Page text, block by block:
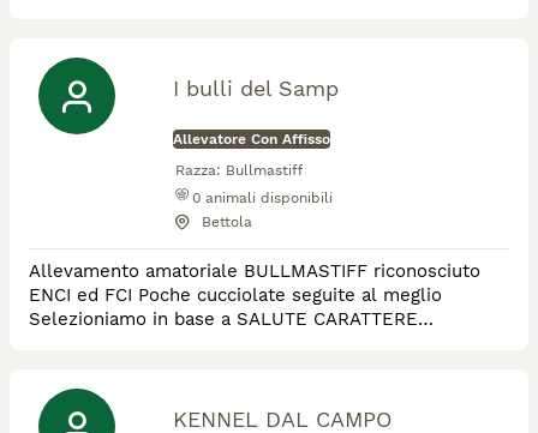
I bulli del Samp
Allevatore Con Affisso
Razza: Bullmastiff
0 animali disponibili
Bettola
Allevamento amatoriale BULLMASTIFF riconosciuto
ENCI ed FCI Poche cucciolate seguite al meglio
Selezioniamo in base a SALUTE CARATTERE
e ubbidienza i nostri soggetti sono visibile nel nostro
allevamento
KENNEL DAL CAMPO